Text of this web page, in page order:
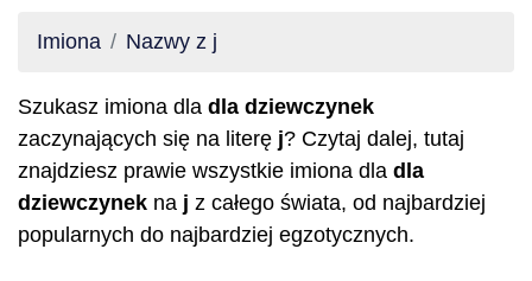
Imiona Nazwy z j
Szukasz imiona dla dla dziewczynek
zaczynających się na literę j? Czytaj dalej, tutaj
znajdziesz prawie wszystkie imiona dla dla
dziewczynek na j z całego świata, od najbardziej
popularnych do najbardziej egzotycznych.